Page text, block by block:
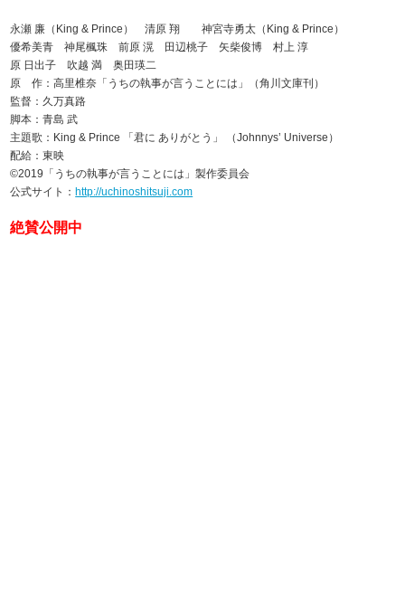
永瀬 廉（King & Prince） 清原 翔 神宮寺勇太（King & Prince）
優希美青 神尾楓珠 前原 滉 田辺桃子 矢柴俊博 村上 淳
原 日出子 吹越 満 奥田瑛二
原 作：高里椎奈「うちの執事が言うことには」（角川文庫刊）
監督：久万真路
脚本：青島 武
主題歌：King & Prince 「君に ありがとう」 （Johnnys’ Universe）
配給：東映
©2019「うちの執事が言うことには」製作委員会
公式サイト：http://uchinoshitsuji.com
絶賛公開中